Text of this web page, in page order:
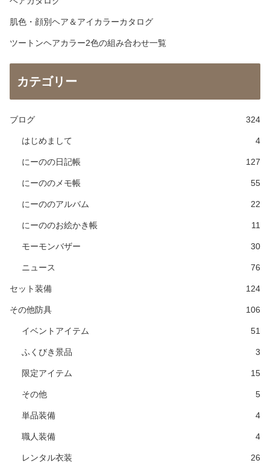
肌色・顔別ヘア＆アイカラーカタログ
ツートンヘアカラー2色の組み合わせ一覧
カテゴリー
ブログ 324
はじめまして 4
にーのの日記帳 127
にーののメモ帳 55
にーののアルバム 22
にーののお絵かき帳 11
モーモンバザー 30
ニュース 76
セット装備 124
その他防具 106
イベントアイテム 51
ふくびき景品 3
限定アイテム 15
その他 5
単品装備 4
職人装備 4
レンタル衣装 26